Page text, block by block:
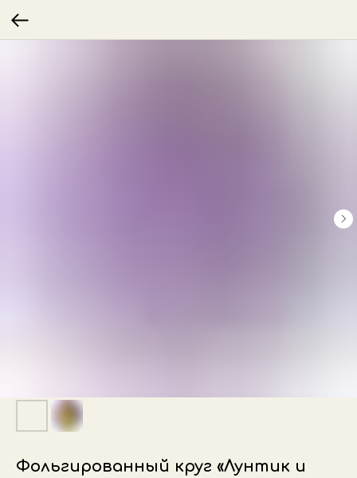
Фольгированный круг «Лунтик и